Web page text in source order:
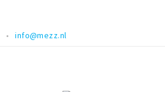
info@mezz.nl